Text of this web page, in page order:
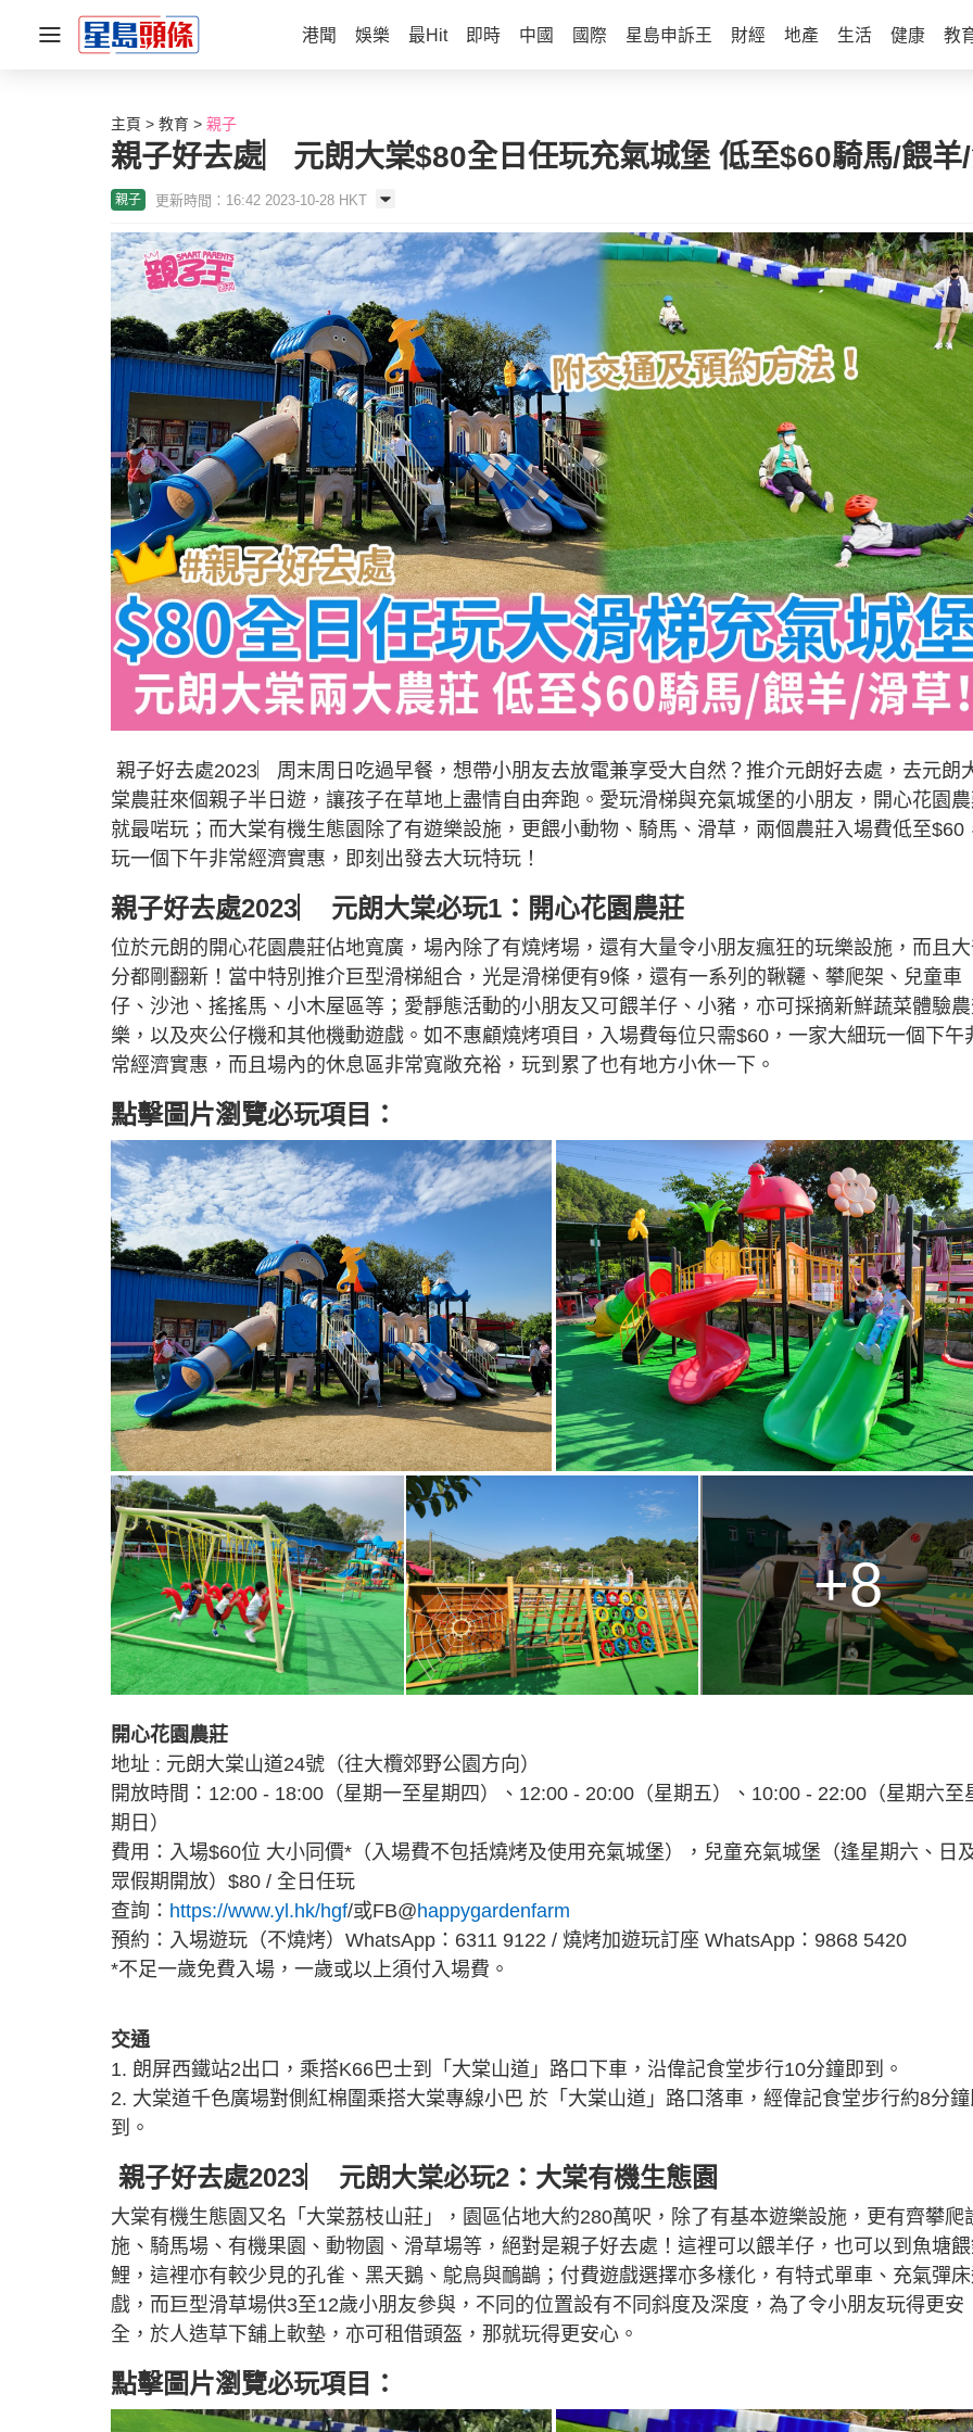
港聞 娛樂 最Hit 即時 中國 國際 星島申訴王 財經 地產 生活 健康 教
主頁 教育 親子
親子好去處︳元朗大棠$80全日任玩充氣城堡 低至$60騎馬/餵羊
親子 更新時間：16:42 2023-10-28 HKT
親子好去處2023︳周末周日吃過早餐，想帶小朋友去放電兼享受大自然？推介元朗好去處，去元朗
棠農莊來個親子半日遊，讓孩子在草地上盡情自由奔跑。愛玩滑梯與充氣城堡的小朋友，開心花園
就最啱玩；而大棠有機生態園除了有遊樂設施，更餵小動物、騎馬、滑草，兩個農莊入場費低至$60
玩一個下午非常經濟實惠，即刻出發去大玩特玩！
親子好去處2023︳ 元朗大棠必玩1：開心花園農莊
位於元朗的開心花園農莊佔地寬廣，場內除了有燒烤場，還有大量令小朋友瘋狂的玩樂設施，而且
分都剛翻新！當中特別推介巨型滑梯組合，光是滑梯便有9條，還有一系列的鞦韆、攀爬架、兒童車
仔、沙池、搖搖馬、小木屋區等；愛靜態活動的小朋友又可餵羊仔、小豬，亦可採摘新鮮蔬菜體驗
樂，以及夾公仔機和其他機動遊戲。如不惠顧燒烤項目，入場費每位只需$60，一家大細玩一個下午
常經濟實惠，而且場內的休息區非常寬敞充裕，玩到累了也有地方小休一下。
點擊圖片瀏覽必玩項目：
+8
開心花園農莊
地址 : 元朗大棠山道24號（往大欖郊野公園方向）
開放時間：12:00 - 18:00（星期一至星期四）、12:00 - 20:00（星期五）、10:00 - 22:00（星期六至
期日）
費用：入場$60位 大小同價*（入場費不包括燒烤及使用充氣城堡），兒童充氣城堡（逢星期六、日
眾假期開放）$80 / 全日任玩
查詢： https://www.yl.hk/hgf/或FB@happygardenfarm
預約：入埸遊玩（不燒烤）WhatsApp：6311 9122 / 燒烤加遊玩訂座 WhatsApp：9868 5420
*不足一歲免費入場，一歲或以上須付入場費。
交通
1. 朗屏西鐵站2出口，乘搭K66巴士到「大棠山道」路口下車，沿偉記食堂步行10分鐘即到。
2. 大棠道千色廣場對側紅棉圍乘搭大棠專線小巴 於「大棠山道」路口落車，經偉記食堂步行約8分
到。
親子好去處2023︳ 元朗大棠必玩2：大棠有機生態園
大棠有機生態園又名「大棠荔枝山莊」，園區佔地大約280萬呎，除了有基本遊樂設施，更有齊攀爬
施、騎馬場、有機果園、動物園、滑草場等，絕對是親子好去處！這裡可以餵羊仔，也可以到魚塘
鯉，這裡亦有較少見的孔雀、黑天鵝、鴕鳥與鴯鶓；付費遊戲選擇亦多樣化，有特式單車、充氣彈
戲，而巨型滑草場供3至12歲小朋友參與，不同的位置設有不同斜度及深度，為了令小朋友玩得更安
全，於人造草下舖上軟墊，亦可租借頭盔，那就玩得更安心。
點擊圖片瀏覽必玩項目：